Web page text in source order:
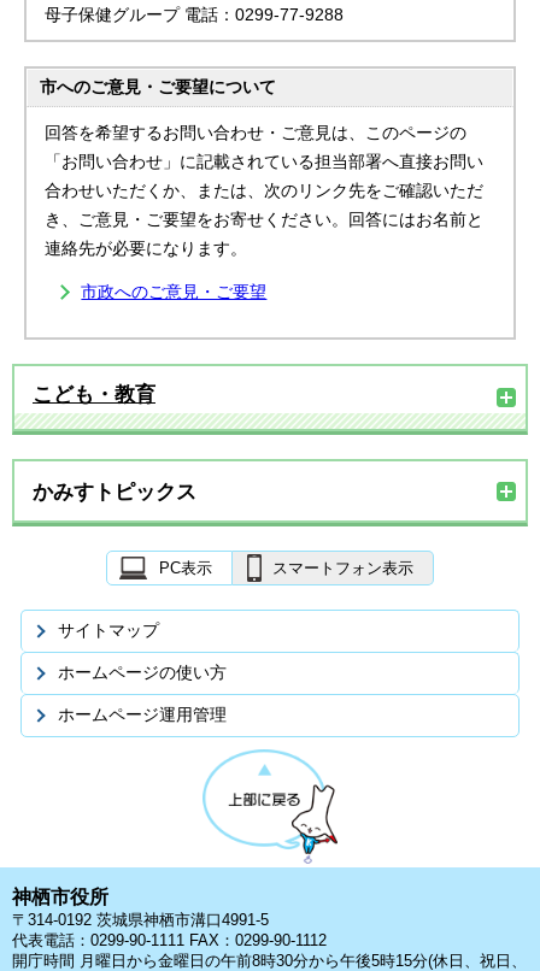
母子保健グループ 電話：0299-77-9288
市へのご意見・ご要望について
回答を希望するお問い合わせ・ご意見は、このページの
「お問い合わせ」に記載されている担当部署へ直接お問い
合わせいただくか、または、次のリンク先をご確認いただ
き、ご意見・ご要望をお寄せください。回答にはお名前と
連絡先が必要になります。
市政へのご意見・ご要望
こども・教育
かみすトピックス
PC表示 スマートフォン表示
サイトマップ
ホームページの使い方
ホームページ運用管理
神栖市役所
〒314-0192 茨城県神栖市溝口4991-5
代表電話：0299-90-1111 FAX：0299-90-1112
開庁時間 月曜日から金曜日の午前8時30分から午後5時15分(休日、祝日、